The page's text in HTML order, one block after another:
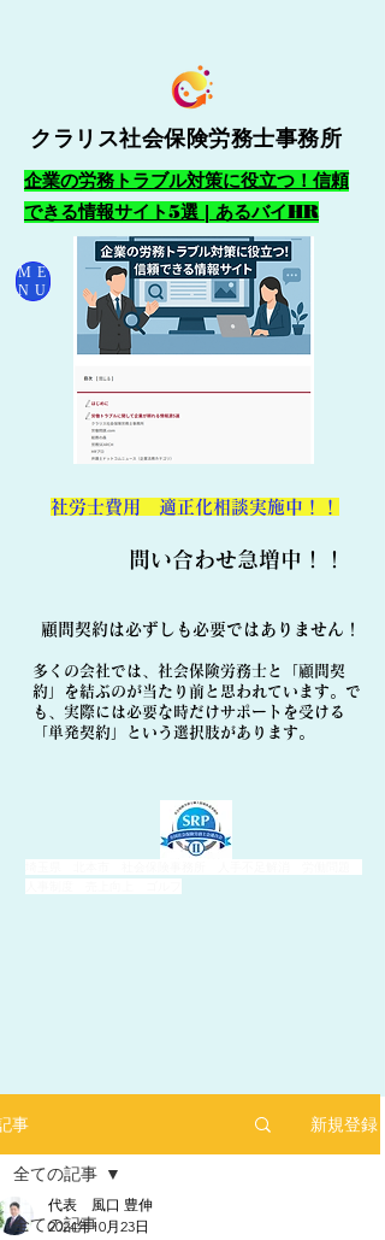
クラリス社会保険労務士事務所
企業の労務トラブル対策に役立つ！信頼
できる情報サイト5選 | あるバイHR
ME
NU
​社労士費用 適正化相談実施中！！
​問い合わせ急増中！！
顧問契約は必ずしも必要ではありません！
多くの会社では、社会保険労務士と「顧問契
約」を結ぶのが当たり前と思われています。で
も、実際には必要な時だけサポートを受ける
「単発契約」という選択肢があります。
事 新規登録
全ての記事
全ての記事
代表 風口 豊伸
2024年10月23日